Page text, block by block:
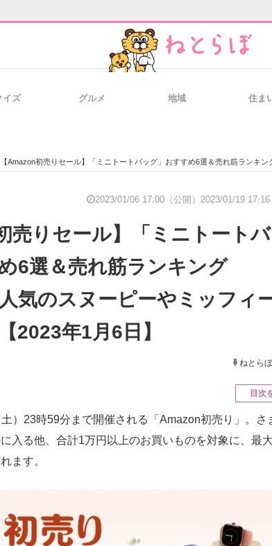
けIT製品の総合サイト
トロニクス専門サイト 電子設計の基本と応用
イズ グルメ 地域 住ま
【Amazon初売りセール】「ミニトートバッグ」おすすめ6選＆売れ筋ランキングTOP10！ 人気のスヌーピーやミッフィーデザインも！【
2023/01/06 17:00（公開） 2023/01/19 17:16
売りセール】「ミニトート
6選＆売れ筋ランキング
気のスヌーピーやミッフィ
2023年1月6日】
ねとら
目次
）23時59分まで開催される「Amazon初売り」。さ
入る他、合計1万円以上のお買いものを対象に、最
ます。